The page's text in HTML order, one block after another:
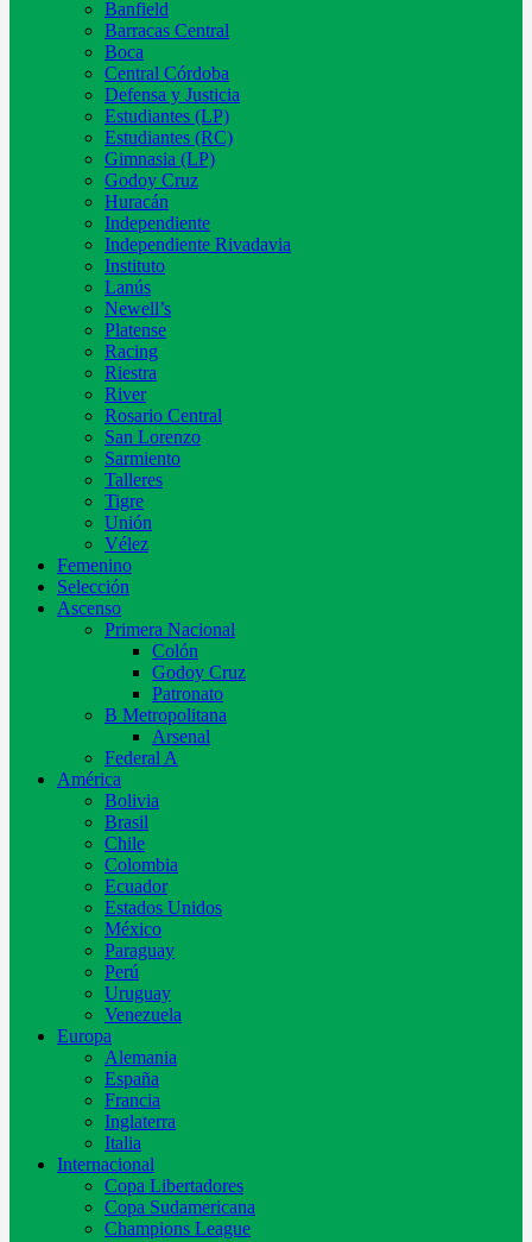
Banfield
Barracas Central
Boca
Central Córdoba
Defensa y Justicia
Estudiantes (LP)
Estudiantes (RC)
Gimnasia (LP)
Godoy Cruz
Huracán
Independiente
Independiente Rivadavia
Instituto
Lanús
Newell’s
Platense
Racing
Riestra
River
Rosario Central
San Lorenzo
Sarmiento
Talleres
Tigre
Unión
Vélez
Femenino
Selección
Ascenso
Primera Nacional
Colón
Godoy Cruz
Patronato
B Metropolitana
Arsenal
Federal A
América
Bolivia
Brasil
Chile
Colombia
Ecuador
Estados Unidos
México
Paraguay
Perú
Uruguay
Venezuela
Europa
Alemania
España
Francia
Inglaterra
Italia
Internacional
Copa Libertadores
Copa Sudamericana
Champions League